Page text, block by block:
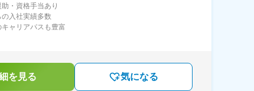
・資格手当あり
入社実績多数
ャリアパスも豊富
を見る 気になる